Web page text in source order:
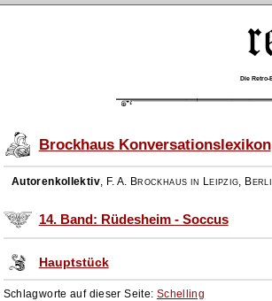
Die Retro-
Brockhaus Konversationslexikon
Autorenkollektiv, F. A. Brockhaus in Leipzig,
14. Band: Rüdesheim - Soccus
Hauptstück
Schlagworte auf dieser Seite: Schelling